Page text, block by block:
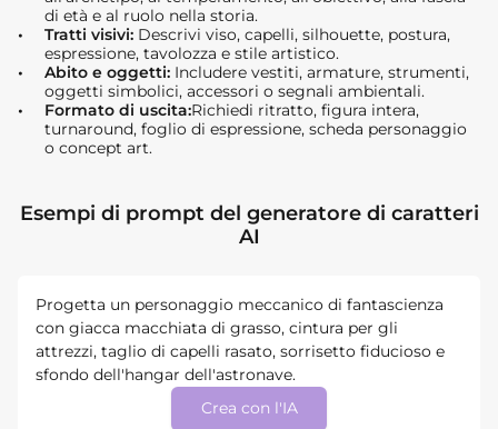
di età e al ruolo nella storia.
Tratti visivi: Descrivi viso, capelli, silhouette, postura,
espressione, tavolozza e stile artistico.
Abito e oggetti: Includere vestiti, armature, strumenti,
oggetti simbolici, accessori o segnali ambientali.
Formato di uscita:Richiedi ritratto, figura intera,
turnaround, foglio di espressione, scheda personaggio
o concept art.
Esempi di prompt del generatore di caratteri
AI
Progetta un personaggio meccanico di fantascienza
con giacca macchiata di grasso, cintura per gli
attrezzi, taglio di capelli rasato, sorrisetto fiducioso e
sfondo dell'hangar dell'astronave.
Crea con l'IA